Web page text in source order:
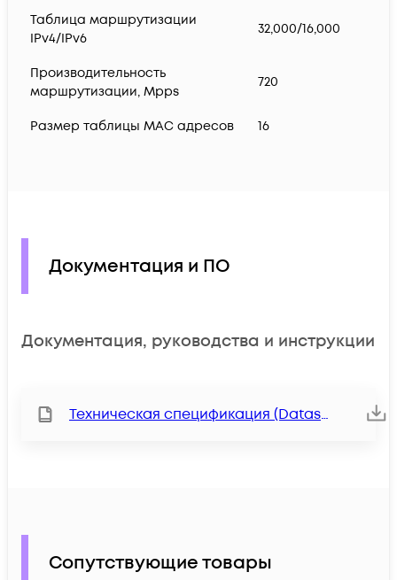
Таблица маршрутизации
IPv4/IPv6
32,000/16,000
Производительность
маршрутизации, Mpps
720
Размер таблицы MAC адресов 16
Документация и ПО
Документация, руководства и инструкции
Техническая спецификация (Datasheet)
Сопутствующие товары